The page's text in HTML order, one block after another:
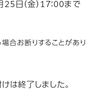
日（金）17：00まで
合お断りすることがあり
は終了しました。